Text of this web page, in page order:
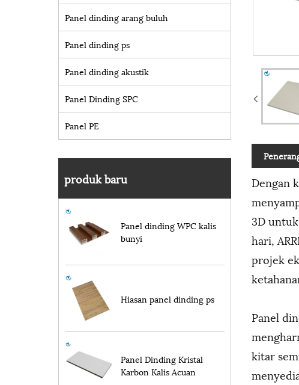
Panel dinding arang buluh
Panel dinding ps
Panel dinding akustik
Panel Dinding SPC
Panel PE
produk baru
Panel dinding WPC kalis
bunyi
Hiasan panel dinding ps
Panel Dinding Kristal
Karbon Kalis Acuan
Dengan
3D
hari,
projek
Panel
kitar